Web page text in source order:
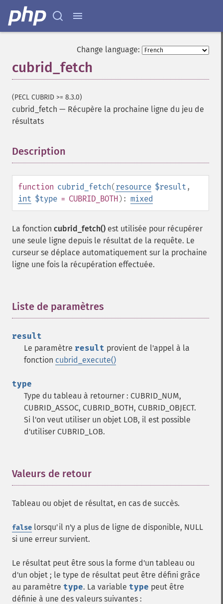
Change language:
cubrid_fetch
(PECL CUBRID >= 8.3.0)
cubrid_fetch — Récupère la prochaine ligne du jeu de
résultats
Description
function cubrid_fetch(resource $result ,
int $type = CUBRID_BOTH): mixed
La fonction cubrid_fetch() est utilisée pour récupérer
une seule ligne depuis le résultat de la requête. Le
curseur se déplace automatiquement sur la prochaine
ligne une fois la récupération effectuée.
Liste de paramètres
result
Le paramètre result provient de l'appel à la
fonction cubrid_execute()
type
Type du tableau à retourner : CUBRID_NUM,
CUBRID_ASSOC, CUBRID_BOTH, CUBRID_OBJECT.
Si l'on veut utiliser un objet LOB, il est possible
d'utiliser CUBRID_LOB.
Valeurs de retour
Tableau ou objet de résultat, en cas de succès.
false lorsqu'il n'y a plus de ligne de disponible, NULL
si une erreur survient.
Le résultat peut être sous la forme d'un tableau ou
d'un objet ; le type de résultat peut être défini grâce
au paramètre type. La variable type peut être
définie à une des valeurs suivantes :